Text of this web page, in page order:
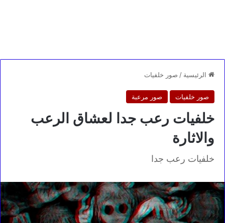
الرئيسية / صور خلفيات
صور خلفيات صور مرعبة
خلفيات رعب جدا لعشاق الرعب
والاثارة
خلفيات رعب جدا